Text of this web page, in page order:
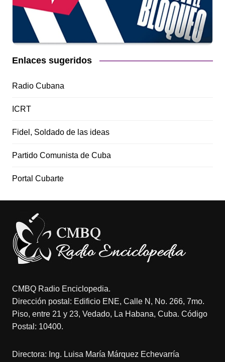
Enlaces sugeridos
Radio Cubana
ICRT
Fidel, Soldado de las ideas
Partido Comunista de Cuba
Portal Cubarte
CMBQ Radio Enciclopedia.
Dirección postal: Edificio ENE, Calle N, No. 266, 7mo.
Piso, entre 21 y 23, Vedado, La Habana, Cuba. Código
Postal: 10400.
Directora: Ing. Luisa María Márquez Echevarría